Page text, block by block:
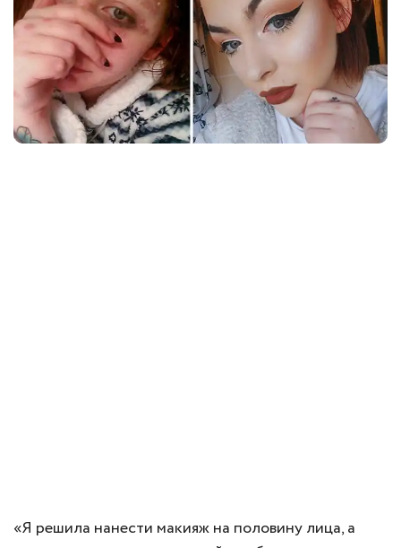
«Я решила нанести макияж на половину лица, а